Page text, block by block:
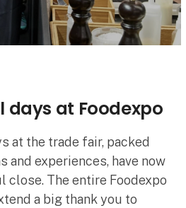
days at Foodexpo
at the trade fair, packed
and experiences, have now
close. The entire Foodexpo
a big thank you to